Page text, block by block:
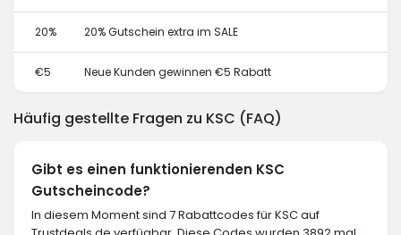
20% 20% Gutschein extra im SALE
€5 Neue Kunden gewinnen €5 Rabatt
Häufig gestellte Fragen zu KSC (FAQ)
Gibt es einen funktionierenden KSC
Gutscheincode?
In diesem Moment sind 7 Rabattcodes für KSC auf